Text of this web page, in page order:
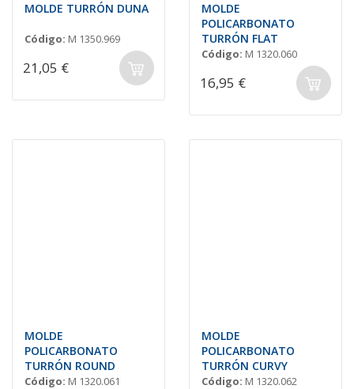
MOLDE TURRÓN DUNA
Código: M 1350.969
21,05 €
MOLDE
POLICARBONATO
TURRÓN FLAT
Código: M 1320.060
16,95 €
MOLDE
POLICARBONATO
TURRÓN ROUND
Código: M 1320.061
MOLDE
POLICARBONATO
TURRÓN CURVY
Código: M 1320.062